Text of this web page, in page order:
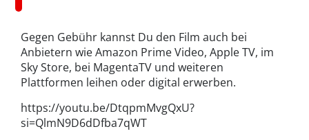
Gegen Gebühr kannst Du den Film auch bei
Anbietern wie Amazon Prime Video, Apple TV, im
Sky Store, bei MagentaTV und weiteren
Plattformen leihen oder digital erwerben.
https://youtu.be/DtqpmMvgQxU?
si=QlmN9D6dDfba7qWT